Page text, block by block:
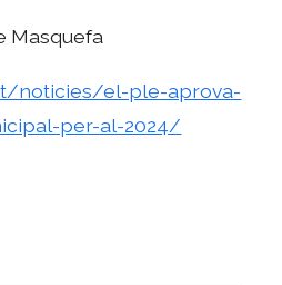
Masquefa
noticies/el-ple-aprova-
per-al-2024/